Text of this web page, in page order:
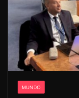
MUNDO